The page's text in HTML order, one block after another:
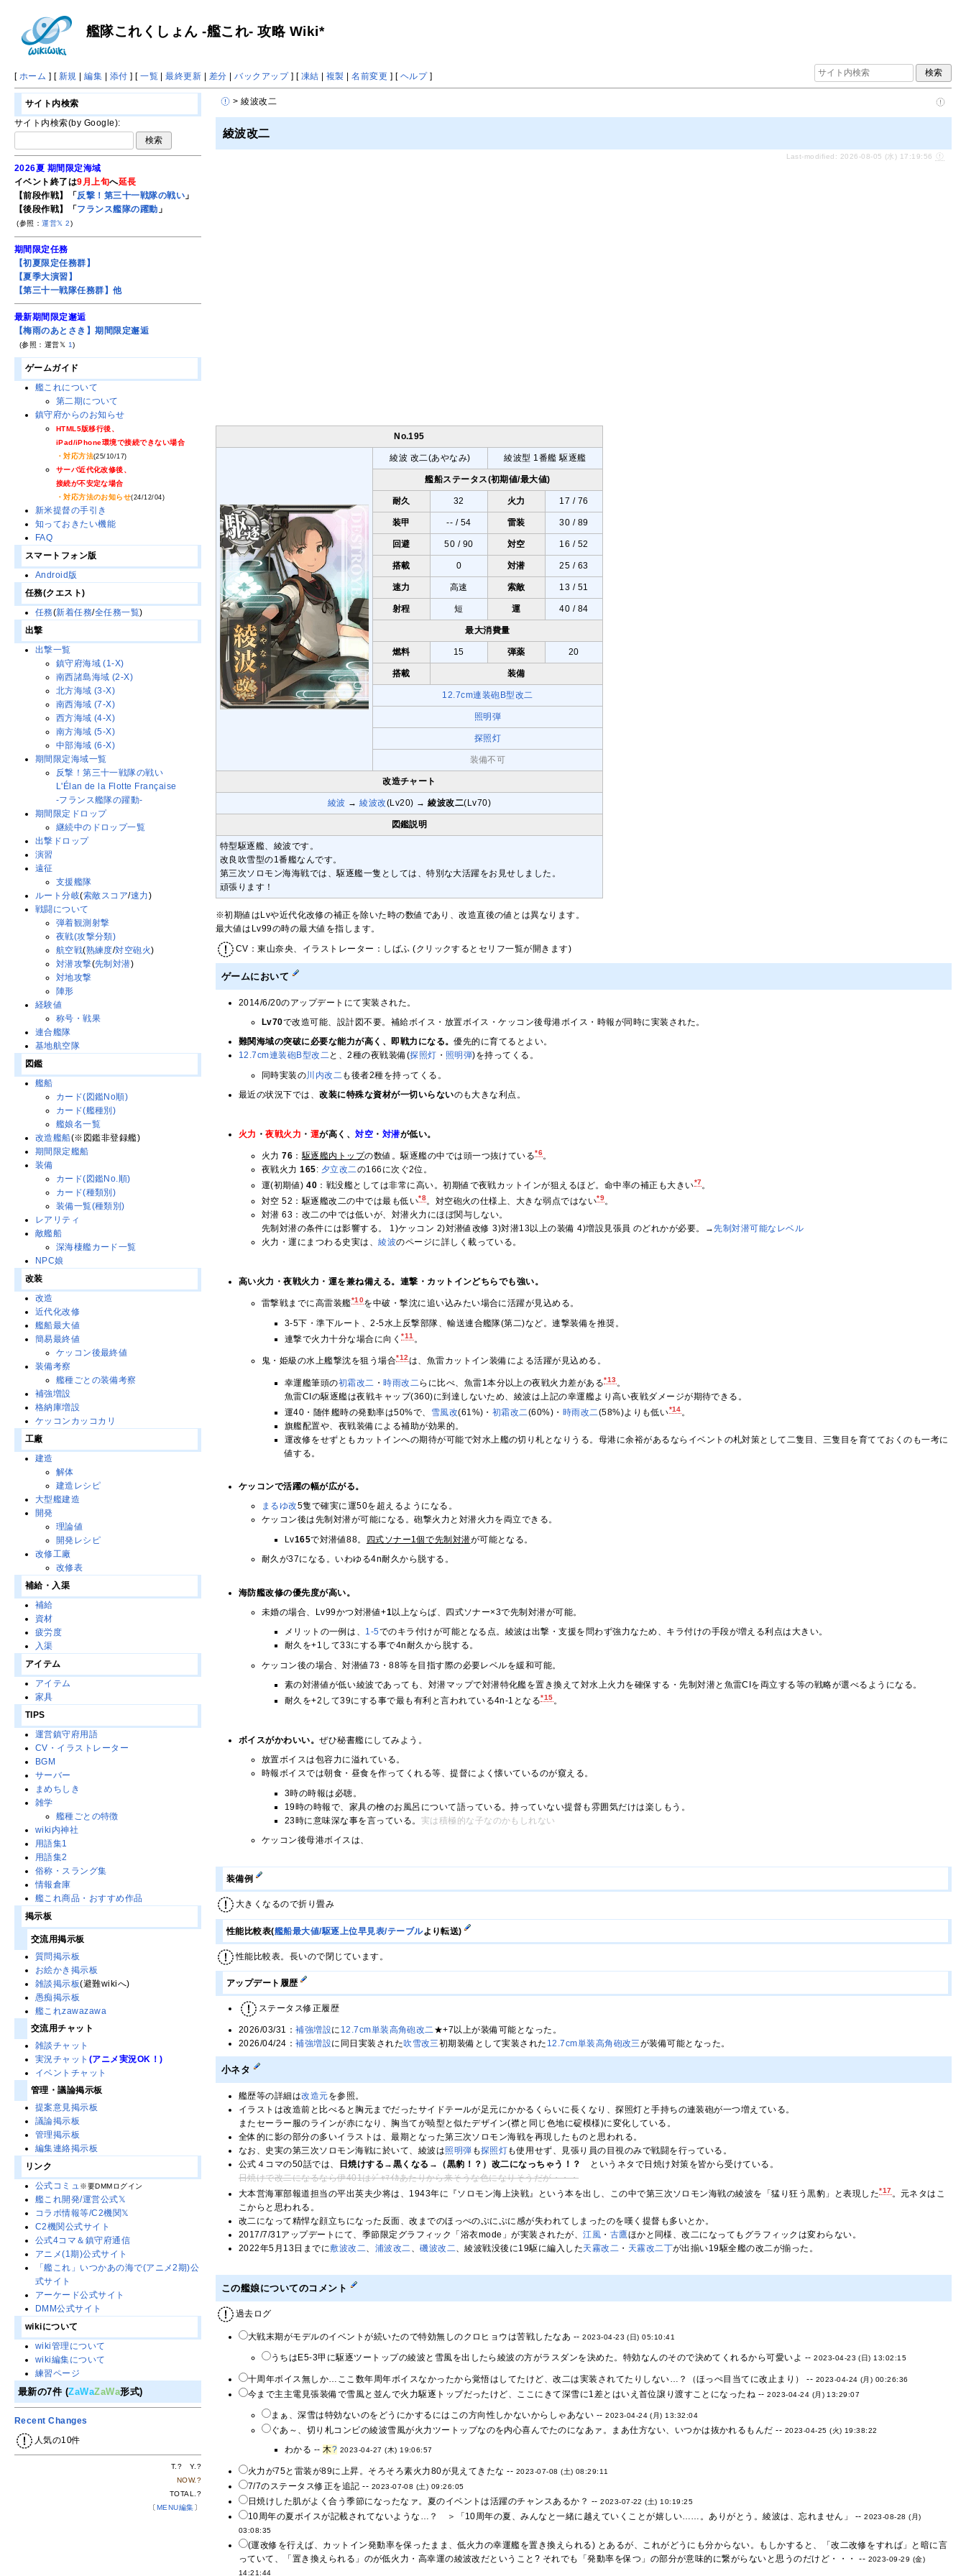
艦隊これくしょん -艦これ- 攻略 Wiki*
[ ホーム ] [ 新規 |編集 | 添付 ] [一覧 |最終更新 | 差分 |バックアップ] [ 凍結 | 複製 |名前変更 ] [ ヘルプ]
> 綾波改二
綾波改二
Last-modified: 2026-08-05 (水) 17:19:56
No.195
綾波 改二(あやなみ) 綾波型 1番艦 駆逐艦
艦船ステータス(初期値/最大値)
耐久 32 火力 17 / 76
装甲 -- / 54 雷装 30 / 89
回避 50 / 90 対空 16 / 52
搭載 0 対潜 25 / 63
速力 高速 索敵 13 / 51
射程 短 運 40 / 84
最大消費量
燃料 15 弾薬 20
搭載 装備
12.7cm連装砲B型改二
照明弾
探照灯
装備不可
改造チャート
綾波 →綾波改(Lv20) →綾波改二(Lv70)
図鑑説明
特型駆逐艦、綾波です。
改良吹雪型の1番艦なんです。
第三次ソロモン海海戦では、駆逐艦一隻としては、特別な大活躍をお見せしました。
頑張ります！
※初期値はLvや近代化改修の補正を除いた時の数値であり、改造直後の値とは異なります。
最大値はLv99の時の最大値を指します。
CV：東山奈央、イラストレーター：しばふ (クリックするとセリフ一覧が開きます)
ゲームにおいて
2014/6/20のアップデートにて実装された。
Lv70で改造可能、設計図不要。補給ボイス・放置ボイス・ケッコン後母港ボイス・時報が同時に実装された。
難関海域の突破に必要な能力が高く、即戦力になる。優先的に育てるとよい。
12.7cm連装砲B型改二と、2種の夜戦装備(探照灯 ・ 照明弾)を持ってくる。
同時実装の川内改二 も後者2種を持ってくる。
最近の状況下では、改装に特殊な資材が一切いらないのも大きな利点。
火力 ・夜戦火力 ・ 運が高く、対空 ・ 対潜が低い。
火力76 ：駆逐艦内トップの数値。駆逐艦の中では頭一つ抜けている*6。
夜戦火力165: 夕立改二の166に次ぐ2位。
運(初期値)40 ：戦没艦としては非常に高い。初期値で夜戦カットインが狙えるほど。命中率の補正も大きい*7。
対空 52：駆逐艦改二の中では最も低い*8。対空砲火の仕様上、大きな弱点ではない*9。
対潜 63：改二の中では低いが、対潜火力にほぼ関与しない。
先制対潜の条件には影響する。 1)ケッコン 2)対潜値改修 3)対潜13以上の装備 4)増設見張員 のどれかが必要。→先制対潜可能なレベル
火力・運にまつわる史実は、綾波のページに詳しく載っている。
高い火力・夜戦火力・運を兼ね備える。連撃・カットインどちらでも強い。
雷撃戦までに高雷装艦*10を中破・撃沈に追い込みたい場合に活躍が見込める。
3-5下・準下ルート、2-5水上反撃部隊、輸送連合艦隊(第二)など。連撃装備を推奨。
連撃で火力十分な場合に向く*11 。
鬼・姫級の水上艦撃沈を狙う場合*12は、魚雷カットイン装備による活躍が見込める。
幸運艦筆頭の初霜改二 ・時雨改二 らに比べ、魚雷1本分以上の夜戦火力差がある*13。
魚雷CIの駆逐艦は夜戦キャップ(360)に到達しないため、綾波は上記の幸運艦より高い夜戦ダメージが期待できる。
運40・随伴艦時の発動率は50%で、 雪風改(61%)・ 初霜改二 (60%)・ 時雨改二 (58%)よりも低い*14。
旗艦配置や、夜戦装備による補助が効果的。
運改修をせずともカットインへの期待が可能で対水上艦の切り札となりうる。母港に余裕があるならイベントの札対策として二隻目、三隻目を育てておくのも一考に
値する。
ケッコンで活躍の幅が広がる。
まるゆ改5隻で確実に運50を超えるようになる。
ケッコン後は先制対潜が可能になる。砲撃火力と対潜火力を両立できる。
Lv165で対潜値88。 四式ソナー1個で先制対潜が可能となる。
耐久が37になる。いわゆる4n耐久から脱する。
海防艦改修の優先度が高い。
未婚の場合、Lv99かつ対潜値+1以上ならば、四式ソナー×3で先制対潜が可能。
メリットの一例は、 1-5でのキラ付けが可能となる点。綾波は出撃・支援を問わず強力なため、キラ付けの手段が増える利点は大きい。
耐久を+1して33にする事で4n耐久から脱する。
ケッコン後の場合、対潜値73・88等を目指す際の必要レベルを緩和可能。
素の対潜値が低い綾波であっても、対潜マップで対潜特化艦を置き換えて対水上火力を確保する・先制対潜と魚雷CIを両立する等の戦略が選べるようになる。
耐久を+2して39にする事で最も有利と言われている4n-1となる*15。
ボイスがかわいい。ぜひ秘書艦にしてみよう。
放置ボイスは包容力に溢れている。
時報ボイスでは朝食・昼食を作ってくれる等、提督によく懐いているのが窺える。
3時の時報は必聴。
19時の時報で、家具の檜のお風呂について語っている。持っていない提督も雰囲気だけは楽しもう。
23時に意味深な事を言っている。 実は積極的な子なのかもしれない
ケッコン後母港ボイスは、
装備例
大きくなるので折り畳み
性能比較表(艦船最大値/駆逐上位早見表/テーブルより転送)
性能比較表。長いので閉じています。
アップデート履歴
ステータス修正履歴
2026/03/31：補強増設に 12.7cm単装高角砲改二 ★+7以上が装備可能となった。
2026/04/24：補強増設に同日実装された吹雪改三初期装備として実装された 12.7cm単装高角砲改三が装備可能となった。
小ネタ
艦歴等の詳細は改造元を参照。
イラストは改造前と比べると胸元までだったサイドテールが足元にかかるくらいに長くなり、探照灯と手持ちの連装砲が一つ増えている。
またセーラー服のラインが赤になり、胸当てが暁型と似たデザイン(襟と同じ色地に碇模様)に変化している。
全体的に影の部分の多いイラストは、最期となった第三次ソロモン海戦を再現したものと思われる。
なお、史実の第三次ソロモン海戦に於いて、綾波は照明弾 も探照灯も使用せず、見張り員の目視のみで戦闘を行っている。
公式４コマの50話では、
日焼けする → 黒くなる → （黒豹！？）改二になっちゃう！？
というネタで日焼け対策を皆から受けている。
日焼けで改二になるなら伊401はｼﾞｬﾏｲｶあたりから来そうな色になりそうだが・・・
大本営海軍部報道担当の平出英夫少将は、1943年に『ソロモン海上決戦』という本を出し、この中で第三次ソロモン海戦の綾波を「猛り狂う黒豹」と表現した*17。元ネタはこ
こからと思われる。
改二になって精悍な顔立ちになった反面、改までのほっぺのぷにぷに感が失われてしまったのを嘆く提督も多いとか。
2017/7/31アップデートにて、季節限定グラフィック「浴衣mode」が実装されたが、江風 ・ 古鷹ほかと同様、改二になってもグラフィックは変わらない。
2022年5月13日までに敷波改二 浦波改二 、磯波改二 、綾波戦没後に19駆に編入した天霧改二 ・ 天霧改二丁が出揃い19駆全艦の改二が揃った。
この艦娘についてのコメント
過去ログ
大戦末期がモデルのイベントが続いたので特効無しのクロヒョウは苦戦したなあ --2023-04-23 (日) 05:10:41
うちはE5-3甲に駆逐ツートップの綾波と雪風を出したら綾波の方がラスダンを決めた。特効なんのそので決めてくれるから可愛いよ --2023-04-23 (日) 13:02:15
十周年ボイス無しか…ここ数年周年ボイスなかったから覚悟はしてたけど、改二は実装されてたりしない…？（ほっぺ目当てに改止まり） -- 2023-04-24 (月) 00:26:36
今まで主主電見張装備で雪風と並んで火力駆逐トップだったけど、ここにきて深雪に1差とはいえ首位譲り渡すことになったね --2023-04-24 (月) 13:29:07
まぁ、深雪は特効ないのをどうにかするにはこの方向性しかないからしゃあない --2023-04-24 (月) 13:32:04
ぐあ～、切り札コンビの綾波雪風が火力ツートップなのを内心喜んでたのになあァ。まあ仕方ない、いつかは抜かれるもんだ -- 2023-04-25 (火) 19:38:22
わかる --木? 2023-04-27 (木) 19:06:57
火力が75と雷装が89に上昇。そろそろ素火力80が見えてきたな -- 2023-07-08 (土) 08:29:11
7/7のステータス修正を追記 -- 2023-07-08 (土) 09:26:05
日焼けした肌がよく合う季節になったなァ。夏のイベントは活躍のチャンスあるか？ --2023-07-22 (土) 10:19:25
10周年の夏ボイスが記載されてないような…？ ＞「10周年の夏、みんなと一緒に越えていくことが嬉しい……。ありがとう。綾波は、忘れません」 --2023-08-28 (月)
03:08:35
(運改修を行えば、カットイン発動率を保ったまま、低火力の幸運艦を置き換えられる) とあるが、これがどうにも分からない。もしかすると、「改二改修をすれば」と暗に言
っていて、「置き換えられる」のが低火力・高幸運の綾波改だということ? それでも「発動率を保つ」の部分が意味的に繋がらないと思うのだけど・・・ -- 2023-09-29 (金)
14:21:44
サイト内検索
サイト内検索(by Google):
2026夏 期間限定海域
イベント終了は9月上旬へ延長
【前段作戦】「 反撃！第三十一戦隊の戦い 」
【後段作戦】「 フランス艦隊の躍動 」
(参照：運営𝕏 2)
期間限定任務
【初夏限定任務群】
【夏季大演習】
【第三十一戦隊任務群】他
最新期間限定邂逅
【梅雨のあとさき】期間限定邂逅
(参照：運営𝕏 1)
ゲームガイド
艦これについて
第二期について
鎮守府からのお知らせ
HTML5版移行後、
iPad/iPhone環境で接続できない場合
・対応方法(25/10/17)
サーバ近代化改修後、
接続が不安定な場合
・対応方法のお知らせ(24/12/04)
新米提督の手引き
知っておきたい機能
FAQ
スマートフォン版
Android版
任務(クエスト)
任務(新着任務/全任務一覧)
出撃
出撃一覧
鎮守府海域 (1-X)
南西諸島海域 (2-X)
北方海域 (3-X)
南西海域 (7-X)
西方海域 (4-X)
南方海域 (5-X)
中部海域 (6-X)
期間限定海域一覧
反撃！第三十一戦隊の戦い
L'Élan de la Flotte Française
-フランス艦隊の躍動-
期間限定ドロップ
継続中のドロップ一覧
出撃ドロップ
演習
遠征
支援艦隊
ルート分岐(索敵スコア/速力)
戦闘について
弾着観測射撃
夜戦(攻撃分類)
航空戦(熟練度/対空砲火)
対潜攻撃(先制対潜)
対地攻撃
陣形
経験値
称号・戦果
連合艦隊
基地航空隊
図鑑
艦船
カード(図鑑No順)
カード(艦種別)
艦娘名一覧
改造艦船(※図鑑非登録艦)
期間限定艦船
装備
カード(図鑑No.順)
カード(種類別)
装備一覧(種類別)
レアリティ
敵艦船
深海棲艦カード一覧
NPC娘
改装
改造
近代化改修
艦船最大値
簡易最終値
ケッコン後最終値
装備考察
艦種ごとの装備考察
補強増設
格納庫増設
ケッコンカッコカリ
工廠
建造
解体
建造レシピ
大型艦建造
開発
理論値
開発レシピ
改修工廠
改修表
補給・入渠
補給
資材
疲労度
入渠
アイテム
アイテム
家具
TIPS
運営鎮守府用語
CV・イラストレーター
BGM
サーバー
まめちしき
雑学
艦種ごとの特徴
wiki内神社
用語集1
用語集2
俗称・スラング集
情報倉庫
艦これ商品・おすすめ作品
掲示板
交流用掲示板
質問掲示板
お絵かき掲示板
雑談掲示板(避難wikiへ)
愚痴掲示板
艦これzawazawa
交流用チャット
雑談チャット
実況チャット (アニメ実況OK！)
イベントチャット
管理・議論掲示板
提案意見掲示板
議論掲示板
管理掲示板
編集連絡掲示板
リンク
公式コミュ※要DMMログイン
艦これ開発/運営公式𝕏
コラボ情報等/C2機関𝕏
C2機関公式サイト
公式4コマ＆鎮守府通信
アニメ(1期)公式サイト
「艦これ」いつかあの海で(アニメ2期)公
式サイト
アーケード公式サイト
DMM公式サイト
wikiについて
wiki管理について
wiki編集について
練習ページ
最新の7件 (ZaWaZaWa形式)
Recent Changes
人気の10件
T.? Y.?
NOW.?
TOTAL.?
〔MENU編集〕